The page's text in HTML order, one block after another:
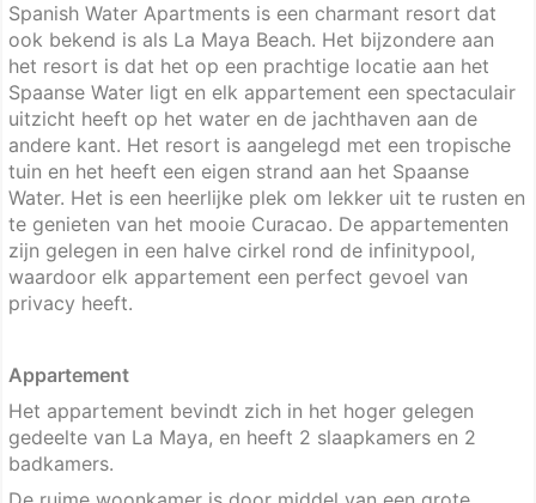
Spanish Water Apartments is een charmant resort dat
ook bekend is als La Maya Beach. Het bijzondere aan
het resort is dat het op een prachtige locatie aan het
Spaanse Water ligt en elk appartement een spectaculair
uitzicht heeft op het water en de jachthaven aan de
andere kant. Het resort is aangelegd met een tropische
tuin en het heeft een eigen strand aan het Spaanse
Water. Het is een heerlijke plek om lekker uit te rusten en
te genieten van het mooie Curacao. De appartementen
zijn gelegen in een halve cirkel rond de infinitypool,
waardoor elk appartement een perfect gevoel van
privacy heeft.
Appartement
Het appartement bevindt zich in het hoger gelegen
gedeelte van La Maya, en heeft 2 slaapkamers en 2
badkamers.